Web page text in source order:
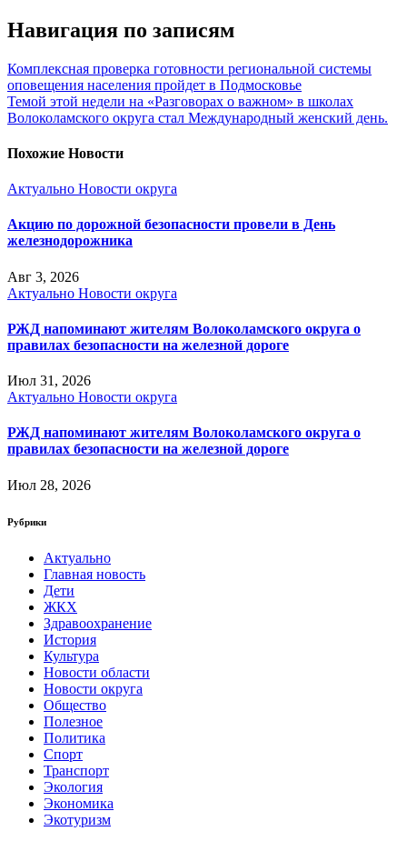
Навигация по записям
Комплексная проверка готовности региональной системы
оповещения населения пройдет в Подмосковье
Темой этой недели на «Разговорах о важном» в школах
Волоколамского округа стал Международный женский день.
Похожие Новости
Актуально Новости округа
Акцию по дорожной безопасности провели в День
железнодорожника
Авг 3, 2026
Актуально Новости округа
РЖД напоминают жителям Волоколамского округа о
правилах безопасности на железной дороге
Июл 31, 2026
Актуально Новости округа
РЖД напоминают жителям Волоколамского округа о
правилах безопасности на железной дороге
Июл 28, 2026
Рубрики
Актуально
Главная новость
Дети
ЖКХ
Здравоохранение
История
Культура
Новости области
Новости округа
Общество
Полезное
Политика
Спорт
Транспорт
Экология
Экономика
Экотуризм